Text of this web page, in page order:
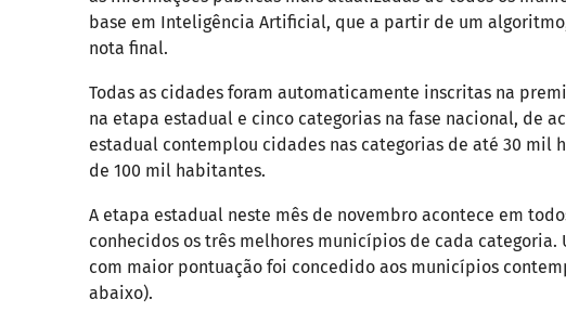
base em Inteligência Artificial, que a partir de um
nota final.
Todas as cidades foram automaticamente inscritas na
na etapa estadual e cinco categorias na fase nacional, de
estadual contemplou cidades nas categorias de até 30 mil
de 100 mil habitantes.
A etapa estadual neste mês de novembro acontece em
conhecidos os três melhores municípios de cada
com maior pontuação foi concedido aos municípios
abaixo).